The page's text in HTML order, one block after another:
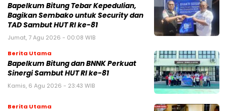
Bapelkum Bitung Tebar Kepedulian,
Bagikan Sembako untuk Security dan
TAD Sambut HUT RI ke-81
Jumat, 7 Agu 2026 - 00:08 WIB
Berita Utama
Bapelkum Bitung dan BNNK Perkuat
Sinergi Sambut HUT RI ke-81
Kamis, 6 Agu 2026 - 23:43 WIB
Berita Utama